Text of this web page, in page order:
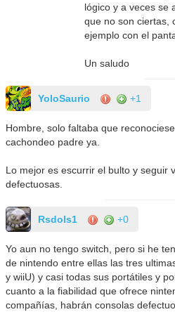
lógico y a veces se
que no son ciertas,
ejemplo con el
Un saludo
YoloSaurio +1
Hombre, solo faltaba que
cachondeo padre ya.
Lo mejor es escurrir el bulto y seguir
defectuosas.
Rsdols1 +0
Yo aun no tengo switch, pero si he
de nintendo entre ellas las tres
y wiiU) y casi todas sus portátiles y
cuanto a la fiabilidad que ofrece
compañías, habrán consolas